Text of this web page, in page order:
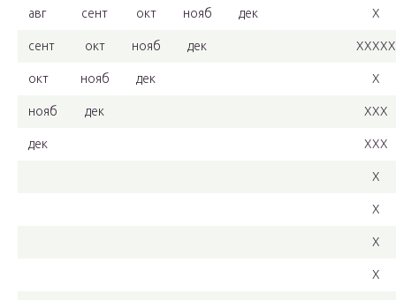
авг сент окт нояб дек Х
сент окт нояб дек ХХХХХ
окт нояб дек Х
нояб дек ХХХ
дек ХХХ
Х
Х
Х
Х